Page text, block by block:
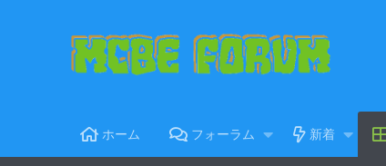
ホーム フォーラム 新着